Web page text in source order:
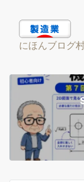
にほんブログ